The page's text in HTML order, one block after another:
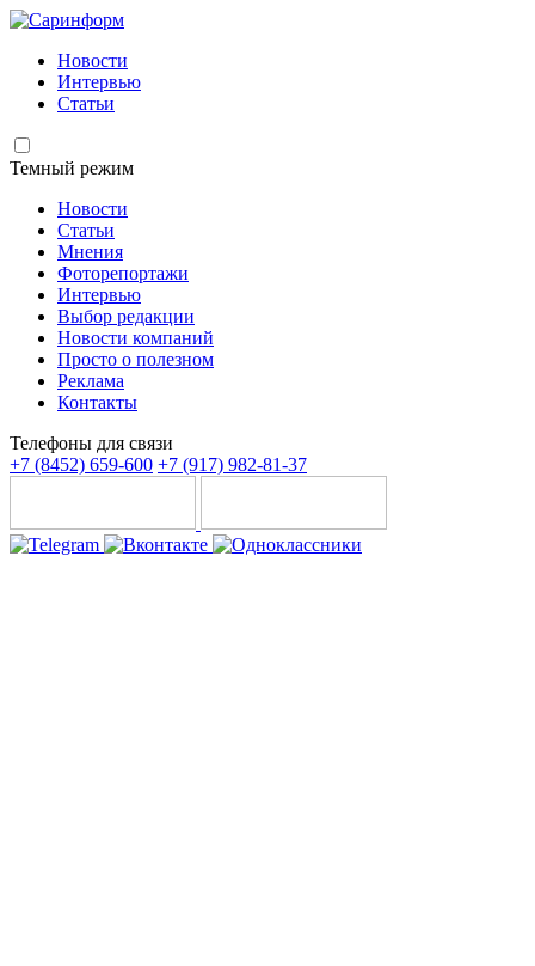
Новости
Интервью
Статьи
Темный режим
Новости
Статьи
Мнения
Фоторепортажи
Интервью
Выбор редакции
Новости компаний
Просто о полезном
Реклама
Контакты
Телефоны для связи
+7 (8452) 659-600 +7 (917) 982-81-37